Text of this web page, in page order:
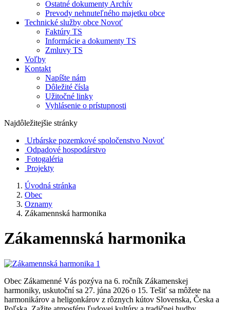
Ostatné dokumenty Archív
Prevody nehnuteľného majetku obce
Technické služby obce Novoť
Faktúry TS
Informácie a dokumenty TS
Zmluvy TS
Voľby
Kontakt
Napíšte nám
Dôležité čísla
Užitočné linky
Vyhlásenie o prístupnosti
Najdôležitejšie stránky
Urbárske pozemkové spoločenstvo Novoť
Odpadové hospodárstvo
Fotogaléria
Projekty
Úvodná stránka
Obec
Oznamy
Zákamennská harmonika
Zákamennská harmonika
Obec Zákamenné Vás pozýva na 6. ročník Zákamenskej
harmoniky, uskutoční sa 27. júna 2026 o 15. Tešiť sa môžete na
harmonikárov a heligonkárov z rôznych kútov Slovenska, Česka a